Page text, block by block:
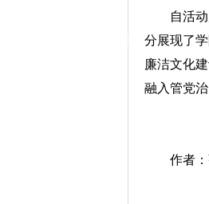
工会活动
自活
分展现了
廉洁文化
融入管党
作者